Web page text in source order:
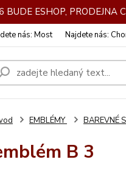
ESHOP, PRODEJNA
nás: Most Najdete nás:
EMBLÉMY BAREVNÉ
B 3